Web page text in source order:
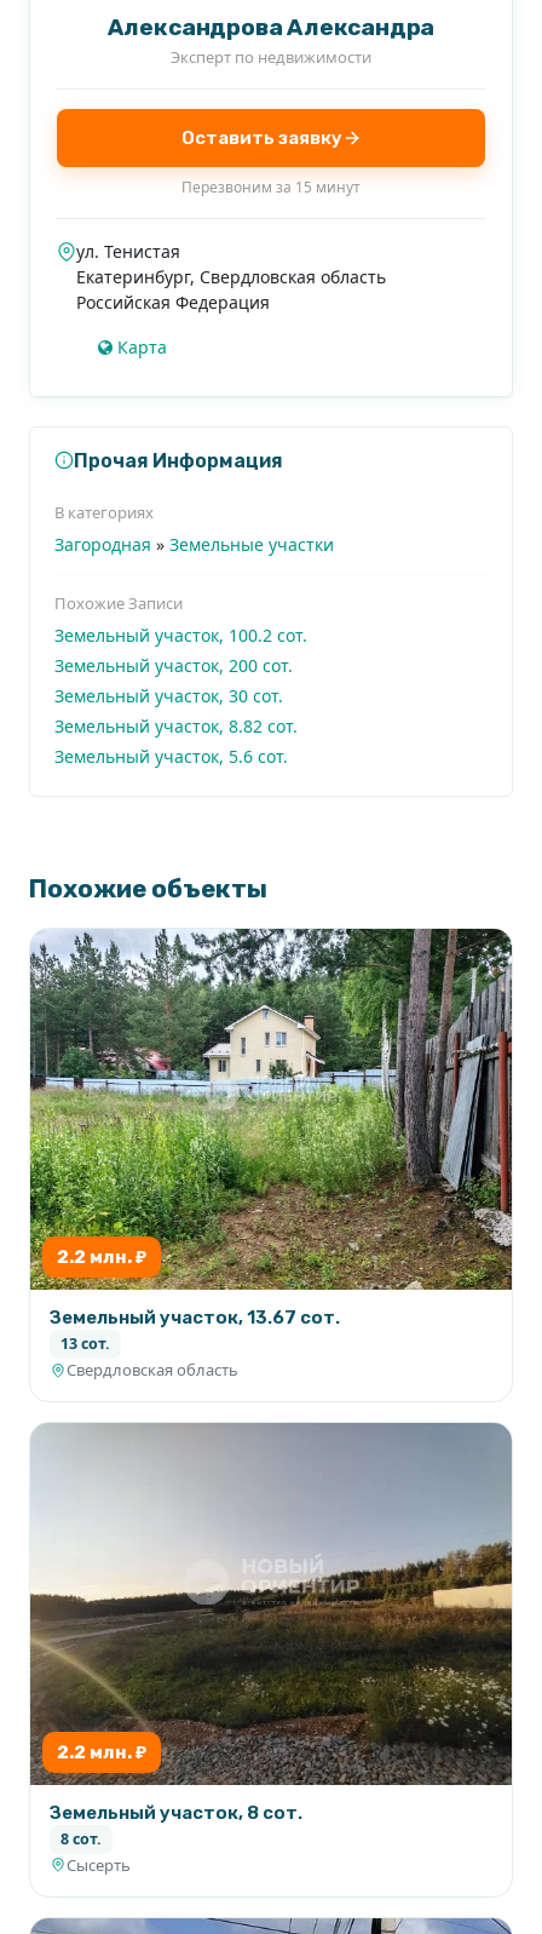
Александрова Александра
Эксперт по недвижимости
Оставить заявку
Перезвоним за 15 минут
ул. Тенистая
Екатеринбург, Свердловская область
Российская Федерация
Карта
Прочая Информация
В категориях
Загородная » Земельные участки
Похожие Записи
Земельный участок, 100.2 сот.
Земельный участок, 200 сот.
Земельный участок, 30 сот.
Земельный участок, 8.82 сот.
Земельный участок, 5.6 сот.
Похожие объекты
2.2 млн. ₽
Земельный участок, 13.67 сот.
13 сот.
Свердловская область
2.2 млн. ₽
Земельный участок, 8 сот.
8 сот.
Сысерть